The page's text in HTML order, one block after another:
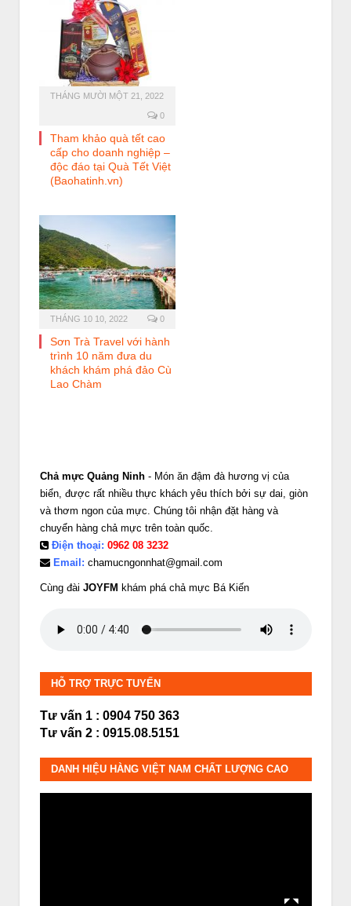
THÁNG MƯỜI MỘT 21, 2022
0
Tham khảo quà tết cao
cấp cho doanh nghiệp –
độc đáo tại Quà Tết Việt
(Baohatinh.vn)
THÁNG 10 10, 2022 0
Sơn Trà Travel với hành
trình 10 năm đưa du
khách khám phá đảo Cù
Lao Chàm
Chả mực Quảng Ninh - Món ăn đậm đà hương vị của
biển, được rất nhiều thực khách yêu thích bởi sự dai, giòn
và thơm ngon của mực. Chúng tôi nhận đặt hàng và
chuyển hàng chả mực trên toàn quốc.
Điện thoại: 0962 08 3232
Email: chamucngonnhat@gmail.com
Cùng đài JOYFM khám phá chả mực Bá Kiến
HỖ TRỢ TRỰC TUYẾN
Tư vấn 1 : 0904 750 363
Tư vấn 2 : 0915.08.5151
DANH HIỆU HÀNG VIỆT NAM CHẤT LƯỢNG CAO